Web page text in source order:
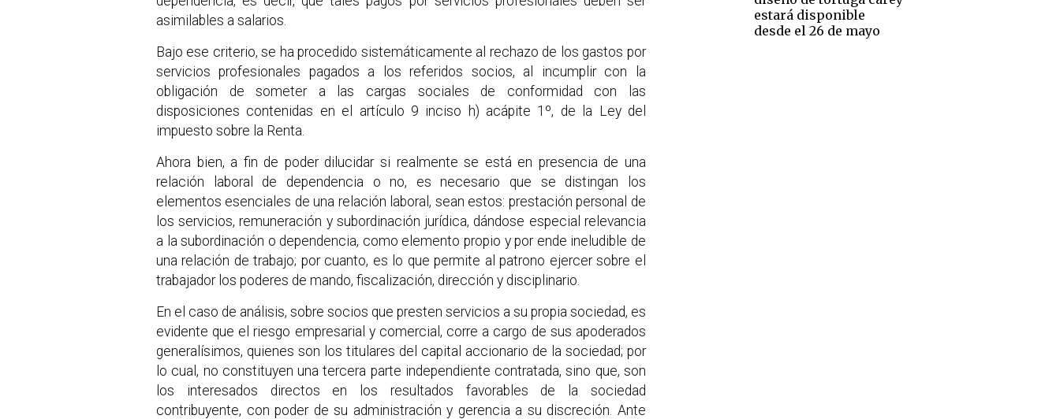
asimilables a salarios.
Bajo ese criterio, se ha procedido sistemáticamente al rechazo de los gastos por
servicios profesionales pagados a los referidos socios, al incumplir con la
obligación de someter a las cargas sociales de conformidad con las
disposiciones contenidas en el artículo 9 inciso h) acápite 1º, de la Ley del
impuesto sobre la Renta.
Ahora bien, a fin de poder dilucidar si realmente se está en presencia de una
relación laboral de dependencia o no, es necesario que se distingan los
elementos esenciales de una relación laboral, sean estos: prestación personal de
los servicios, remuneración y subordinación jurídica, dándose especial relevancia
a la subordinación o dependencia, como elemento propio y por ende ineludible de
una relación de trabajo; por cuanto, es lo que permite al patrono ejercer sobre el
trabajador los poderes de mando, fiscalización, dirección y disciplinario.
En el caso de análisis, sobre socios que presten servicios a su propia sociedad, es
evidente que el riesgo empresarial y comercial, corre a cargo de sus apoderados
generalísimos, quienes son los titulares del capital accionario de la sociedad; por
lo cual, no constituyen una tercera parte independiente contratada, sino que, son
los interesados directos en los resultados favorables de la sociedad
contribuyente, con poder de su administración y gerencia a su discreción. Ante
estará disponible
desde el 26 de mayo